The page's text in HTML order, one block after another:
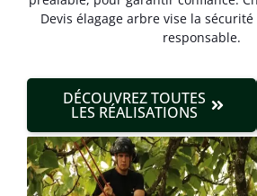
Devis élagage arbre vise la
responsable.
DÉCOUVREZ TOUTES
LES RÉALISATIONS